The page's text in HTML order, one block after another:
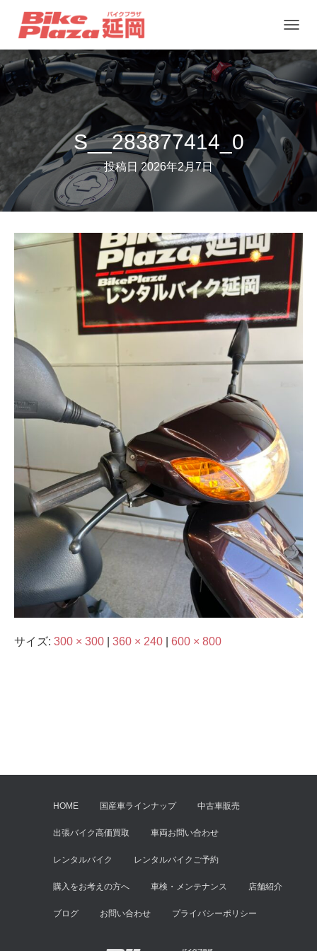
ビ
ー
シ
ョ
ン
を
り
え
S__283877414_0
投稿日2026年2月7日
サイズ: 300 × 300 360 × 240 600 × 800
HOME 国産車ラインナップ 中古車販売
出張バイク高価買取 車両お問い合わせ
レンタルバイク レンタルバイクご予約
購入をお考えの方へ 車検・メンテナンス 店舗紹介
ブログ お問い合わせ プライバシーポリシー